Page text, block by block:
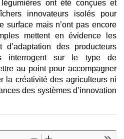
ont été conçues et
innovateurs isolés pour
surface mais n’ont pas encore
mettent en évidence les
d’adaptation des producteurs
interrogent sur le type de
au point pour accompagner
la créativité des agriculteurs ni
des systèmes d’innovation